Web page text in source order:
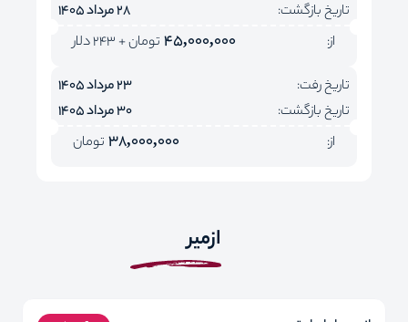
تاریخ بازگشت:
28 مرداد 1405
از:
45,000,000 تومان + 243 دلار
تاریخ رفت:
23 مرداد 1405
تاریخ بازگشت:
30 مرداد 1405
از:
38,000,000 تومان
ازمیر